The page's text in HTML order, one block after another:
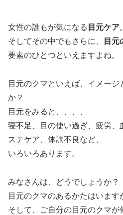
女性の誰もが気になる 目元ケア。
そしてその中でもさらに、
目元
要素のひとつといえますよね。
目元のクマといえば、イメー
か？
目元をみると、、、、
寝不足、目の使い過ぎ、疲労、
ステケア、体調不良など、
いろいろあります。
みなさんは、どうでしょうか？
目元のクマのあるかたはいます
そして、ご自分の目元のクマ